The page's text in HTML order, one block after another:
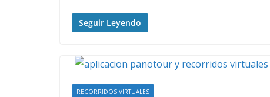
Seguir Leyendo
RECORRIDOS VIRTUALES